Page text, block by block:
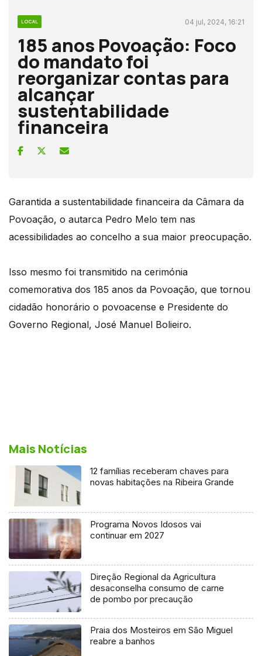
LOCAL 04 jul, 2024, 16:21
185 anos Povoação: Foco
do mandato foi
reorganizar contas para
alcançar
sustentabilidade
financeira
Garantida a sustentabilidade financeira da Câmara da
Povoação, o autarca Pedro Melo tem nas
acessibilidades ao concelho a sua maior preocupação.
Isso mesmo foi transmitido na cerimónia
comemorativa dos 185 anos da Povoação, que tornou
cidadão honorário o povoacense e Presidente do
Governo Regional, José Manuel Bolieiro.
Mais Notícias
12 famílias receberam chaves para
novas habitações na Ribeira Grande
Programa Novos Idosos vai
continuar em 2027
Direção Regional da Agricultura
desaconselha consumo de carne
de pombo por precaução
Praia dos Mosteiros em São Miguel
reabre a banhos